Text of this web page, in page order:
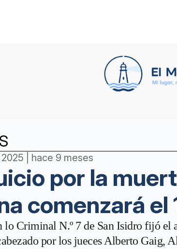
| hace 9 meses
por la
comenzará el
Criminal N.º 7 de San Isidro fijó el
por los jueces Alberto Gaig,